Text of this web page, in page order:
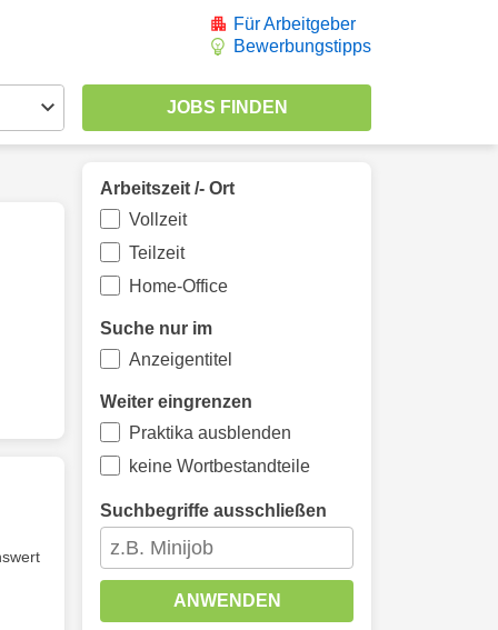
Für Arbeitgeber
Bewerbungstipps
Arbeitszeit /- Ort
Vollzeit
Teilzeit
Home-Office
Suche nur im
Anzeigentitel
Weiter eingrenzen
Praktika ausblenden
keine Wortbestandteile
Suchbegriffe ausschließen
ANWENDEN